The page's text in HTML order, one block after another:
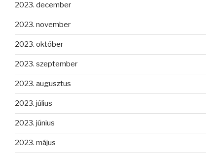
2023. december
2023. november
2023. október
2023. szeptember
2023. augusztus
2023. július
2023. június
2023. május